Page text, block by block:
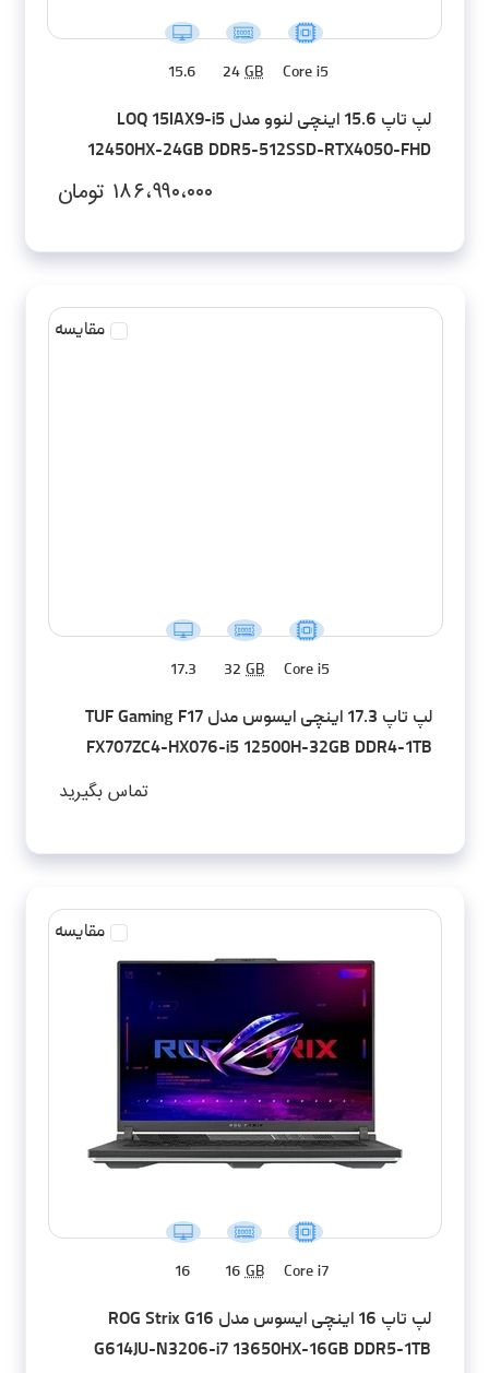
Core i5
24 GB
15.6
لپ تاپ 15.6 اینچی لنوو مدل LOQ 15IAX9-i5
12450HX-24GB DDR5-512SSD-RTX4050-FHD
۱۸۶،۹۹۰،۰۰۰ تومان
مقایسه
Core i5
32 GB
17.3
لپ تاپ 17.3 اینچی ایسوس مدل TUF Gaming F17
FX707ZC4-HX076-i5 12500H-32GB DDR4-1TB
تماس بگیرید
مقایسه
Core i7
16GB
16
لپ تاپ 16 اینچی ایسوس مدل ROG Strix G16
G614JU-N3206-i7 13650HX-16GB DDR5-1TB